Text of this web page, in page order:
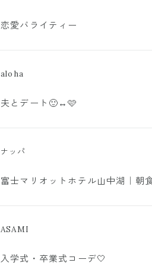
恋愛バライティー
aloha
夫とデート🙂‍↔️🩷
ナッパ
富士マリオットホテル山中湖｜朝
ASAMI
入学式・卒業式コーデ🤍